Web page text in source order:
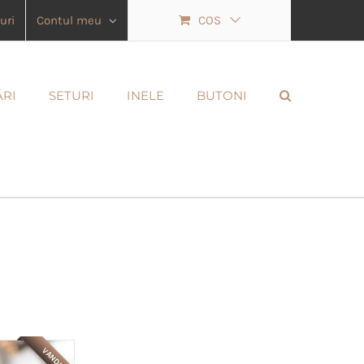
Contul meu COS
SETURI INELE BUTONI